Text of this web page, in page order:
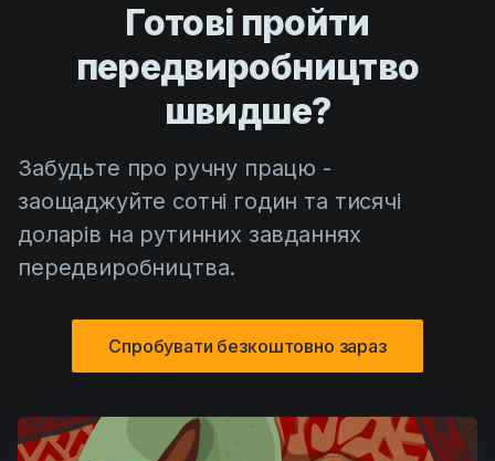
Готові пройти
передвиробництво
швидше?
Забудьте про ручну працю -
заощаджуйте сотні годин та тисячі
доларів на рутинних завданнях
передвиробництва.
Спробувати безкоштовно зараз